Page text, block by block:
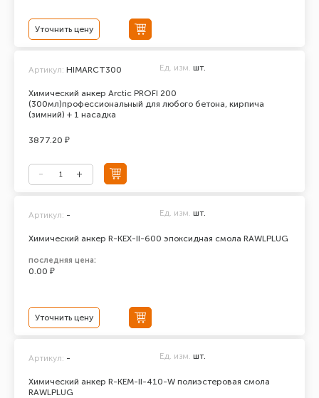
Уточнить цену
Химический анкер Arctic PROFI 200
(300мл)профессиональный для любого бетона, кирпича
(зимний) + 1 насадка
Артикул: HIMARCT300 Ед. изм. шт.
3877.20 ₽
Химический анкер R-KEX-II-600 эпоксидная смола RAWLPLUG
Артикул: - Ед. изм. шт.
последняя цена:
0.00 ₽
Уточнить цену
Химический анкер R-KEM-II-410-W полиэстеровая смола
RAWLPLUG
Артикул: - Ед. изм. шт.